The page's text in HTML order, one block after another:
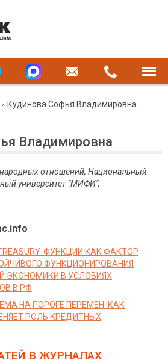
Кудинова Софья Владимировна
Владимировна
отношений, Национальный
университет "МИФИ",
ФУНКЦИИ КАК ФАКТОР
ФУНКЦИОНИРОВАНИЯ
ЭКОНОМИКИ В УСЛОВИЯХ
В РФ
НА ПОРОГЕ ПЕРЕМЕН: КАК
РОЛЬ КРЕДИТНЫХ
В ЖУРНАЛАХ